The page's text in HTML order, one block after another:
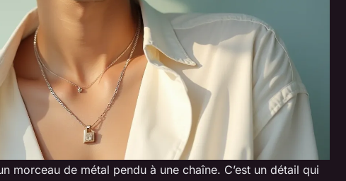
morceau de métal pendu à une chaîne. C’est un détail qui